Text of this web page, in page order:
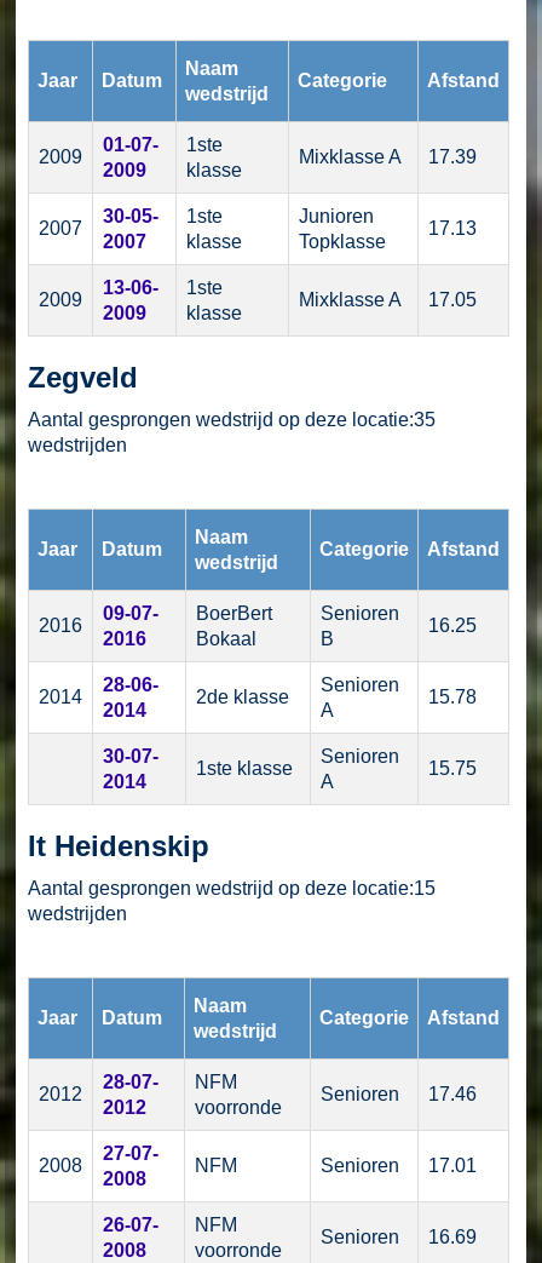
Jaar Datum
Naam
wedstrijd
Categorie Afstand
2009
01-07-
2009
1ste
klasse
Mixklasse A 17.39
2007
30-05-
2007
1ste
klasse
Junioren
Topklasse
17.13
2009
13-06-
2009
1ste
klasse
Mixklasse A 17.05
Zegveld
Aantal gesprongen wedstrijd op deze locatie:35
wedstrijden
Jaar Datum
Naam
wedstrijd
Categorie Afstand
2016
09-07-
2016
BoerBert
Bokaal
Senioren
B
16.25
2014
28-06-
2014
2de klasse
Senioren
A
15.78
30-07-
2014
1ste klasse
Senioren
A
15.75
It Heidenskip
Aantal gesprongen wedstrijd op deze locatie:15
wedstrijden
Jaar Datum
Naam
wedstrijd
Categorie Afstand
2012
28-07-
2012
NFM
voorronde
Senioren 17.46
2008
27-07-
2008
NFM Senioren 17.01
26-07-
2008
NFM
voorronde
Senioren 16.69